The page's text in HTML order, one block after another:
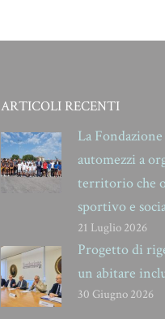
ARTICOLI RECENTI
La
automezzi a
territorio che
sportivo e
21 Luglio 2026
Progetto di
un abitare
30 Giugno 2026